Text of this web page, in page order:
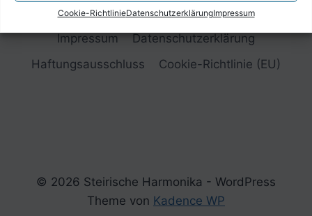
Cookie-RichtlinieDatenschutzerklärungImpressum
Impressum
Datenschutzerklärung
Haftungsausschluss
Cookie-Richtlinie (EU)
© 2026 Steirische Harmonika - WordPress
Theme von Kadence WP